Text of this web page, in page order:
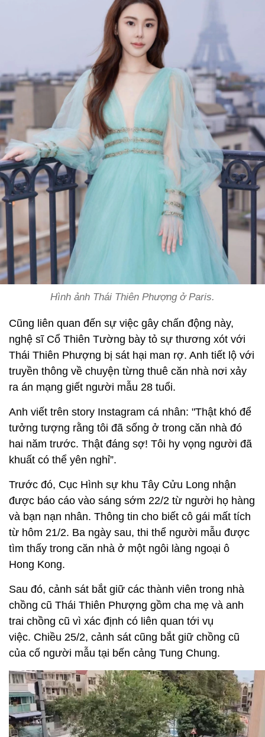
Hình ảnh Thái Thiên Phượng ở Paris.
Cũng liên quan đến sự việc gây chấn động này,
nghệ sĩ Cổ Thiên Tường bày tỏ sự thương xót với
Thái Thiên Phượng bị sát hại man rợ. Anh tiết lộ với
truyền thông về chuyện từng thuê căn nhà nơi xảy
ra án mạng giết người mẫu 28 tuổi.
Anh viết trên story Instagram cá nhân: "Thật khó để
tưởng tượng rằng tôi đã sống ở trong căn nhà đó
hai năm trước. Thật đáng sợ! Tôi hy vọng người đã
khuất có thể yên nghỉ”.
Trước đó, Cục Hình sự khu Tây Cửu Long nhận
được báo cáo vào sáng sớm 22/2 từ người họ hàng
và bạn nạn nhân. Thông tin cho biết cô gái mất tích
từ hôm 21/2. Ba ngày sau, thi thể người mẫu được
tìm thấy trong căn nhà ở một ngôi làng ngoại ô
Hong Kong.
Sau đó, cảnh sát bắt giữ các thành viên trong nhà
chồng cũ Thái Thiên Phượng gồm cha mẹ và anh
trai chồng cũ vì xác định có liên quan tới vụ
việc. Chiều 25/2, cảnh sát cũng bắt giữ chồng cũ
của cố người mẫu tại bến cảng Tung Chung.